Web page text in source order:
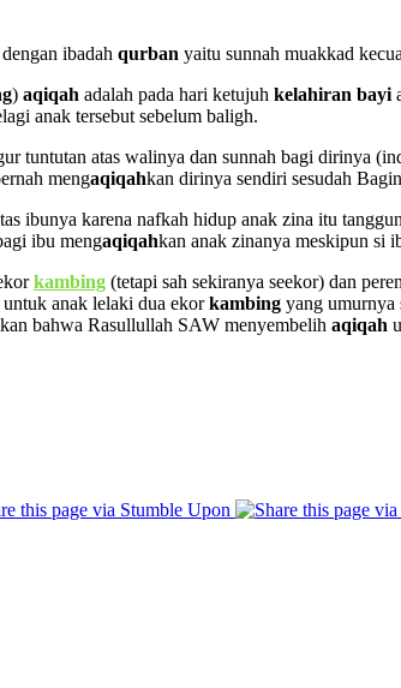
ibadah qurban yaitu sunnah muakkad
) aqiqah adalah pada hari ketujuh kelahiran bayi
anak tersebut sebelum baligh.
tuntutan atas walinya dan sunnah bagi dirinya
mengaqiqahkan dirinya sendiri sesudah
ibunya karena nafkah hidup anak zina itu
ibu mengaqiqahkan anak zinanya meskipun si
kambing (tetapi sah sekiranya seekor) dan
untuk anak lelaki dua ekorkambing yang umurnya
bahwa Rasullullah SAW menyembelih aqiqah